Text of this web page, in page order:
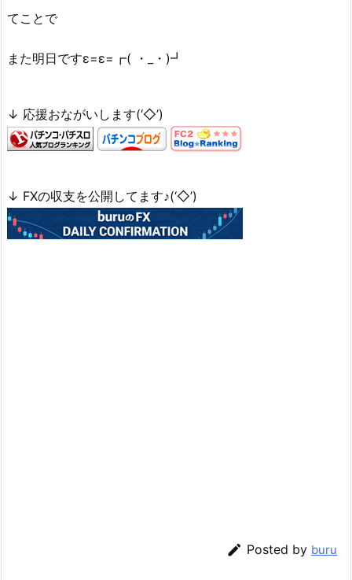
てことで
また明日ですε=ε=┏( ・_・)┛
↓ 応援おながいします(‘◇’)ゞ
↓ FXの収支を公開してます♪(‘◇’)ゞ
 Posted by buru